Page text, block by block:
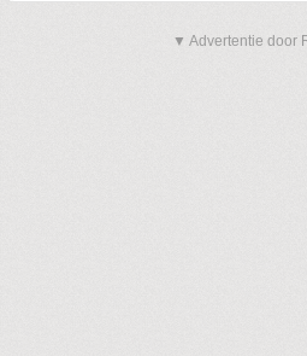
▼ Advertentie door